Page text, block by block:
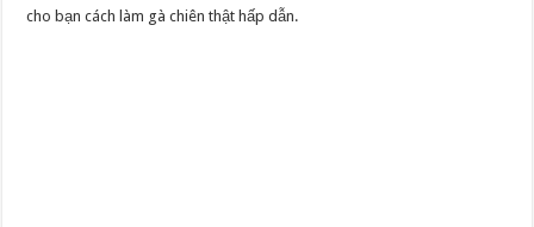
cho bạn cách làm gà chiên thật hấp dẫn.